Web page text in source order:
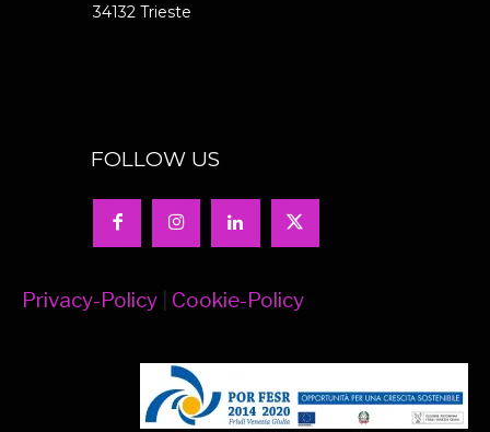
34132 Trieste
FOLLOW US
Privacy-Policy Cookie-Policy